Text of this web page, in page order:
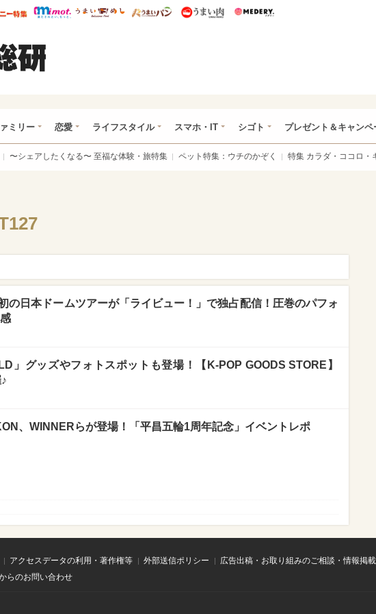
マ* ウレぴあ総研 ディズニー特集
mimot. うまいめし うまいパン うまい肉
ミリー 恋愛 ライフスタイル スマホ・IT シゴト プレゼント＆キャンペ
〜シェアしたくなる〜 至福な体験・旅特集 ペット特集：ウチのかぞく 特集 カラダ・ココロ・
の日本ドームツアーが「ライビュー！」で独占配信！圧巻のパフォ
」グッズやフォトスポットも登場！【K-POP GOODS STORE】
、WINNERらが登場！「平昌五輪1周年記念」イベントレポ
アクセスデータの利用・著作権等 外部送信ポリシー
広告出稿・お取り組みのご相談・情報掲
らのお問い合わせ